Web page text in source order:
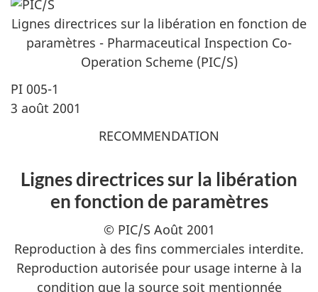
Lignes directrices sur la libération en fonction de
paramètres - Pharmaceutical Inspection Co-
Operation Scheme (PIC/S)
PI 005-1
3 août 2001
RECOMMENDATION
Lignes directrices sur la libération
en fonction de paramètres
© PIC/S Août 2001
Reproduction à des fins commerciales interdite.
Reproduction autorisée pour usage interne à la
condition que la source soit mentionnée